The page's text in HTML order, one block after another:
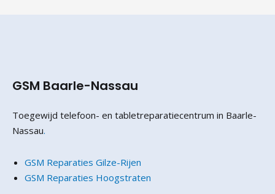
GSM Baarle-Nassau
Toegewijd telefoon- en tabletreparatiecentrum in Baarle-
Nassau.
GSM Reparaties Gilze-Rijen
GSM Reparaties Hoogstraten